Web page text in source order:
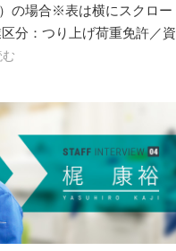
の場合※表は横にスクロー
分：つり上げ荷重免許／資
む